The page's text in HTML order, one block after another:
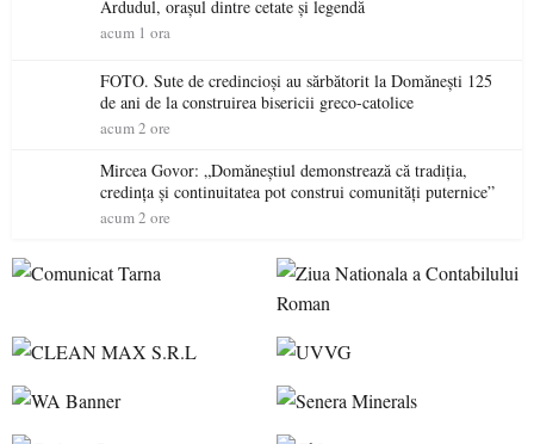
Ardudul, orașul dintre cetate și legendă
acum 1 ora
FOTO. Sute de credincioși au sărbătorit la Domănești 125
de ani de la construirea bisericii greco-catolice
acum 2 ore
Mircea Govor: „Domăneștiul demonstrează că tradiția,
credința și continuitatea pot construi comunități puternice”
acum 2 ore